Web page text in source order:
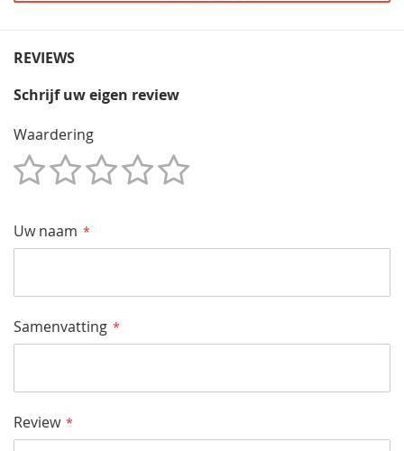
REVIEWS
Schrijf uw eigen review
Waardering
Uw naam
Samenvatting
Review